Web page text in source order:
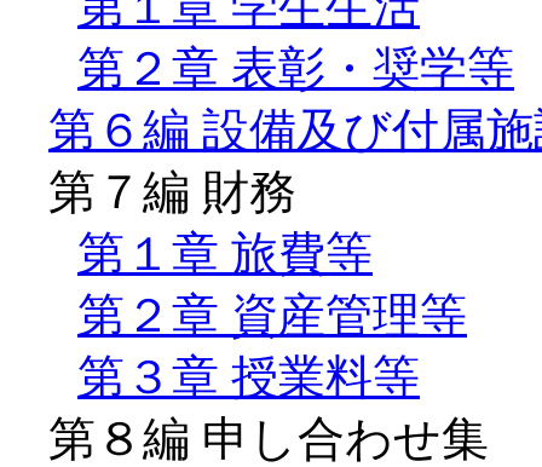
第２章 表彰・奨学等
第６編 設備及び付属
第７編 財務
第１章 旅費等
第２章 資産管理等
第３章 授業料等
第８編 申し合わせ集